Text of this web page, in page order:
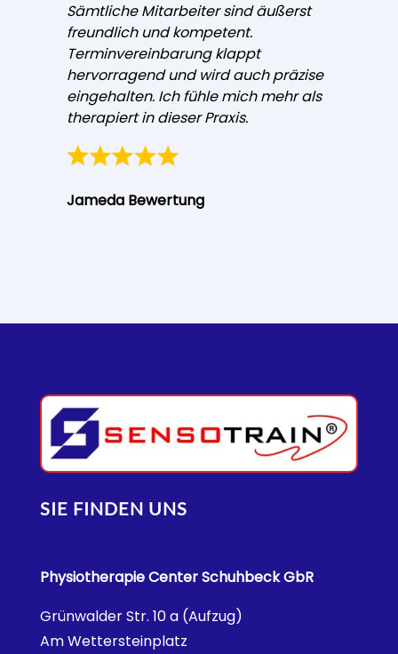
Sämtliche Mitarbeiter sind äußerst
freundlich und kompetent.
Terminvereinbarung klappt
hervorragend und wird auch präzise
eingehalten. Ich fühle mich mehr als
therapiert in dieser Praxis.
Jameda Bewertung
SIE FINDEN UNS
Physiotherapie Center Schuhbeck GbR
Grünwalder Str. 10 a (Aufzug)
Am Wettersteinplatz